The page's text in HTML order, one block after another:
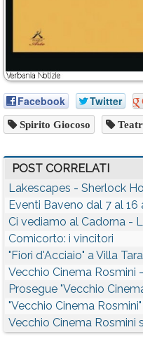
Facebook Twitter
Spirito Giocoso
POST CORRELATI
Lakescapes - Sherlock
Eventi Baveno dal 7 al 16
Ci vediamo al Cadorna -
Comicorto: i vincitori
"Fiori d'Acciaio" a Villa
Vecchio Cinema Rosmini
Prosegue "Vecchio
"Vecchio Cinema Rosmini"
Vecchio Cinema Rosmini